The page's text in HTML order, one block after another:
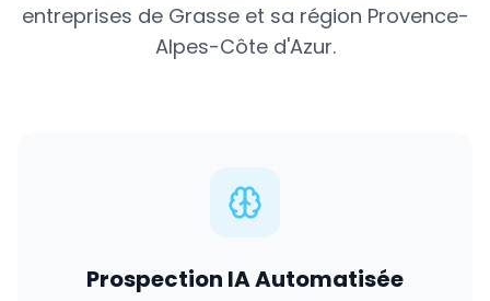
entreprises de Grasseet sa région Provence-
Alpes-Côte d'Azur.
Prospection IA Automatisée